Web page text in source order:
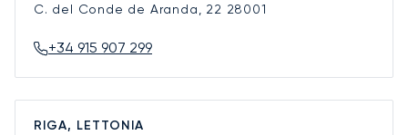
C. del Conde de Aranda, 22 28001
+34 915 907 299
RIGA, LETTONIA